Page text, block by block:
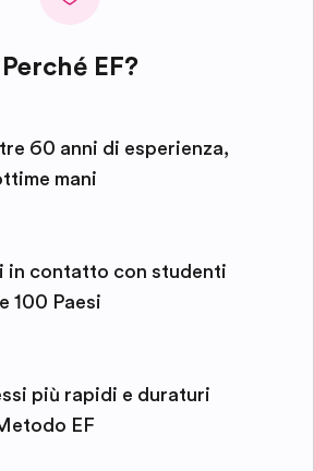
Perché EF?
60 anni di esperienza,
mani
in contatto con studenti
100 Paesi
più rapidi e duraturi
EF